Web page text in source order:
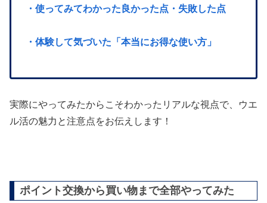
・使ってみてわかった良かった点・失敗した点
・体験して気づいた「本当にお得な使い方」
実際にやってみたからこそわかったリアルな視点で、ウエ
ル活の魅力と注意点をお伝えします！
ポイント交換から買い物まで全部やってみた